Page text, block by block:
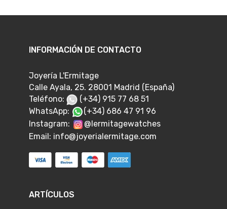
INFORMACIÓN DE CONTACTO
Joyería L'Ermitage
Calle Ayala, 25. 28001 Madrid (España)
Teléfono:
(+34) 915 77 68 51
WhatsApp:
(+34) 686 47 91 96
Instagram:
@lermitagewatches
Email: info@joyerialermitage.com
ARTÍCULOS